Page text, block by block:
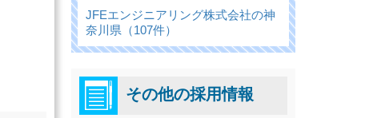
JFEエンジニアリング株式会社の神
奈川県（107件）
その他の採用情報